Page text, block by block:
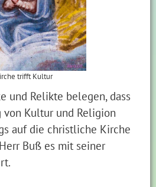
trifft Kultur
und Relikte belegen, dass
von Kultur und Religion
auf die christliche Kirche
Buß es mit seiner